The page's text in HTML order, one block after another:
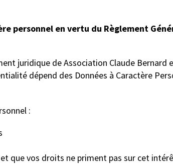
personnel en vertu du Règlement
juridique de Association Claude
dépend des Données à Caractère
:
que vos droits ne priment pas sur cet